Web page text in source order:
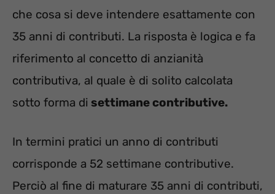
che cosa si deve intendere esattamente con
35 anni di contributi. La risposta è logica e fa
riferimento al concetto di anzianità
contributiva, al quale è di solito calcolata
sotto forma di settimane contributive.
In termini pratici un anno di contributi
corrisponde a 52 settimane contributive.
Perciò al fine di maturare 35 anni di contributi,